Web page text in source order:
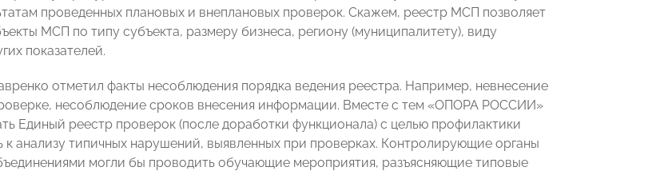
проведенных плановых и внеплановых проверок. Скажем, реестр МСП позволяет
МСП по типу субъекта, размеру бизнеса, региону (муниципалитету), виду
показателей.
отметил факты несоблюдения порядка ведения реестра. Например, невнесение
несоблюдение сроков внесения информации. Вместе с тем «ОПОРА РОССИИ»
Единый реестр проверок (после доработки функционала) с целью профилактики
анализу типичных нарушений, выявленных при проверках. Контролирующие органы
могли бы проводить обучающие мероприятия, разъясняющие типовые